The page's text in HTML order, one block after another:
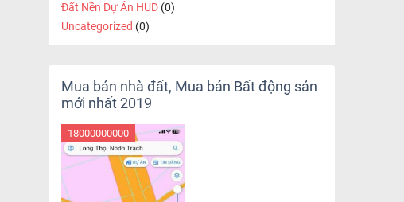
Đất Nền Dự Án HUD (0)
Uncategorized (0)
Mua bán nhà đất, Mua bán Bất động sản
mới nhất 2019
18000000000